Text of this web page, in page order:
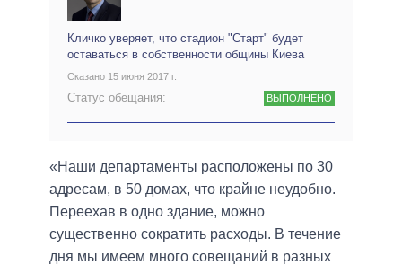
Кличко уверяет, что стадион "Старт" будет
оставаться в собственности общины Киева
Сказано 15 июня 2017 г.
Статус обещания: ВЫПОЛНЕНО
«Наши департаменты расположены по 30
адресам, в 50 домах, что крайне неудобно.
Переехав в одно здание, можно
существенно сократить расходы. В течение
дня мы имеем много совещаний в разных